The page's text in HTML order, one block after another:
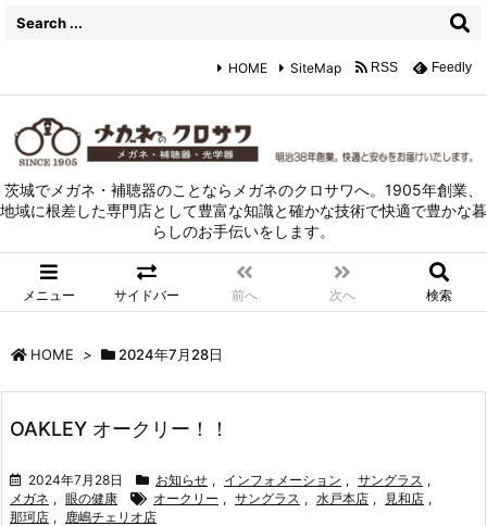
茨城でメガネ・補聴器のことならメガネのクロサワへ。1905年創業、
地域に根差した専門店として豊富な知識と確かな技術で快適で豊かな暮
らしのお手伝いをします。
メニュー サイドバー 前へ 次へ 検索
HOME SiteMap RSS Feedly
HOME > 2024年7月28日
OAKLEY オークリー！！
2024年7月28日 お知らせ , インフォメーション , サングラス ,
メガネ , 眼の健康 オークリー , サングラス , 水戸本店 , 見和店 ,
那珂店 , 鹿嶋チェリオ店